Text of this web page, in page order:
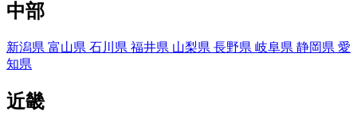
中部
新潟県 富山県 石川県 福井県 山梨県 長野県 岐阜県 静岡県 愛
知県
近畿